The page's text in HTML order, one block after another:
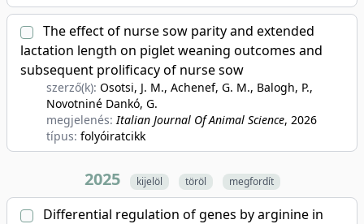
The effect of nurse sow parity and extended
lactation length on piglet weaning outcomes and
subsequent prolificacy of nurse sow
szerző(k): Osotsi, J. M., Achenef, G. M., Balogh, P.,
Novotniné Dankó, G.
megjelenés:Italian Journal Of Animal Science, 2026
típus: folyóiratcikk
2025 kijelöl töröl megfordít
Differential regulation of genes by arginine in